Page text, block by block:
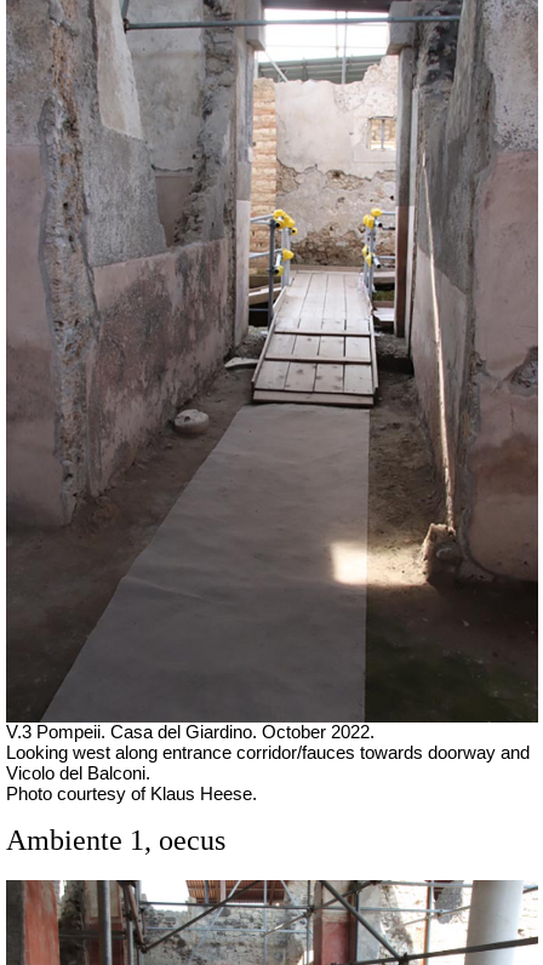
V.3 Pompeii. Casa del Giardino. October 2022.
Looking west along entrance corridor/fauces towards doorway and
Vicolo del Balconi.
Photo courtesy of Klaus Heese.
Ambiente 1, oecus